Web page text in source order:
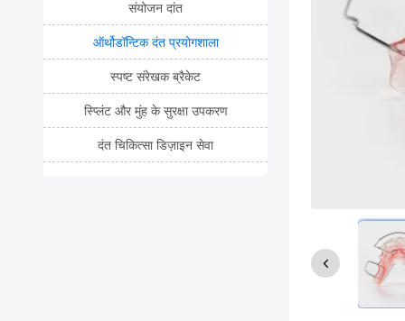
संयोजन दांत
ऑर्थोडॉन्टिक दंत प्रयोगशाला
स्पष्ट संरेखक ब्रैकेट
स्प्लिंट और मुंह के सुरक्षा उपकरण
दंत चिकित्सा डिज़ाइन सेवा